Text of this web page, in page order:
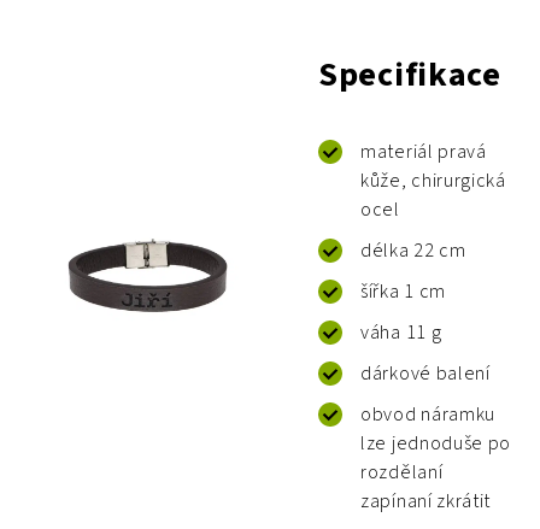
Specifikace
materiál pravá
kůže, chirurgická
ocel
délka 22 cm
šířka 1 cm
váha 11 g
dárkové balení
obvod náramku
lze jednoduše po
rozdělaní
zapínaní zkrátit